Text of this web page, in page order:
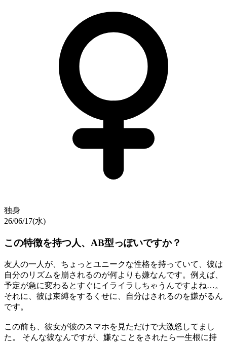
独身
26/06/17(水)
この特徴を持つ人、AB型っぽいですか？
友人の一人が、ちょっとユニークな性格を持っていて、彼は
自分のリズムを崩されるのが何よりも嫌なんです。例えば、
予定が急に変わるとすぐにイライラしちゃうんですよね…。
それに、彼は束縛をするくせに、自分はされるのを嫌がるん
です。
この前も、彼女が彼のスマホを見ただけで大激怒してまし
た。 そんな彼なんですが、嫌なことをされたら一生根に持